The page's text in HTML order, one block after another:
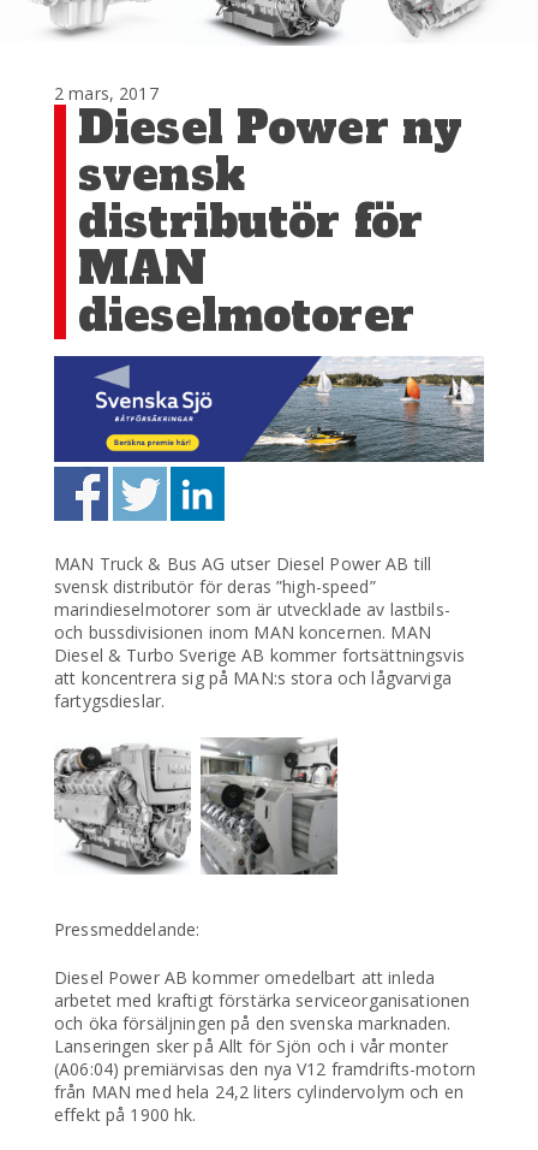
2 mars, 2017
Diesel Power ny
svensk
distributör för
MAN
dieselmotorer
MAN Truck & Bus AG utser Diesel Power AB till
svensk distributör för deras ”high-speed”
marindieselmotorer som är utvecklade av lastbils-
och bussdivisionen inom MAN koncernen. MAN
Diesel & Turbo Sverige AB kommer fortsättningsvis
att koncentrera sig på MAN:s stora och lågvarviga
fartygsdieslar.
Pressmeddelande:
Diesel Power AB kommer omedelbart att inleda
arbetet med kraftigt förstärka serviceorganisationen
och öka försäljningen på den svenska marknaden.
Lanseringen sker på Allt för Sjön och i vår monter
(A06:04) premiärvisas den nya V12 framdrifts-motorn
från MAN med hela 24,2 liters cylindervolym och en
effekt på 1900 hk.